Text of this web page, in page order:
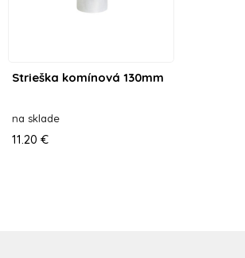
Strieška komínová 130mm
na sklade
11.20 €